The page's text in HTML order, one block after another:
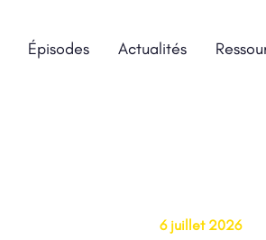
Épisodes Actualités
6 juillet 2026